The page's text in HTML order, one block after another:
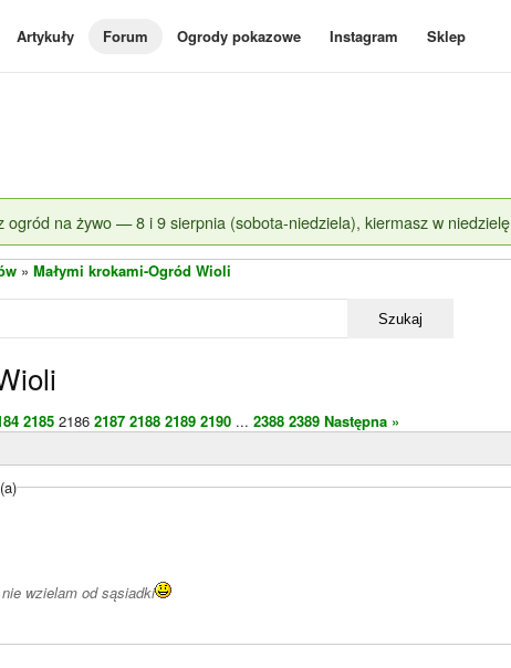
Artykuły Forum Ogrody pokazowe Instagram Sklep
ogród na żywo — 8 i 9 sierpnia (sobota-niedziela), kiermasz w niedzielę
» Małymi krokami-Ogród Wioli
Szukaj
2185 2186 2187 2188 2189 2190 ... 2388 2389 Następna »
wzielam od sąsiadki